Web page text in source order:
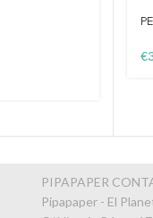
€
PIPAPAPER
Pipapaper - El